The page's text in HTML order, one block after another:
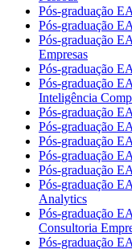
Pós-graduação
Pós-graduação
Pós-graduação
Empresas
Pós-graduação
Pós-graduação
Inteligência
Pós-graduação
Pós-graduação
Pós-graduação
Pós-graduação
Pós-graduação
Pós-graduação
Analytics
Pós-graduação
Consultoria
Pós-graduação